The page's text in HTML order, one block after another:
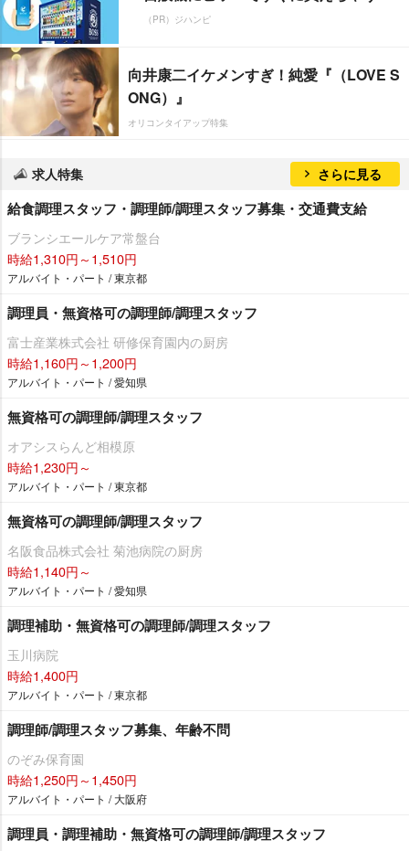
（PR）ジハンピ
向井康二イケメンすぎ！純愛『（LOVE S
ONG）』
オリコンタイアップ特集
求人特集 さらに見る
給食調理スタッフ・調理師/調理スタッフ募集・交通費支給
ブランシエールケア常盤台
時給1,310円～1,510円
アルバイト・パート / 東京都
調理員・無資格可の調理師/調理スタッフ
富士産業株式会社 研修保育園内の厨房
時給1,160円～1,200円
アルバイト・パート / 愛知県
無資格可の調理師/調理スタッフ
オアシスらんど相模原
時給1,230円～
アルバイト・パート / 東京都
無資格可の調理師/調理スタッフ
名阪食品株式会社 菊池病院の厨房
時給1,140円～
アルバイト・パート / 愛知県
調理補助・無資格可の調理師/調理スタッフ
玉川病院
時給1,400円
アルバイト・パート / 東京都
調理師/調理スタッフ募集、年齢不問
のぞみ保育園
時給1,250円～1,450円
アルバイト・パート / 大阪府
調理員・調理補助・無資格可の調理師/調理スタッフ